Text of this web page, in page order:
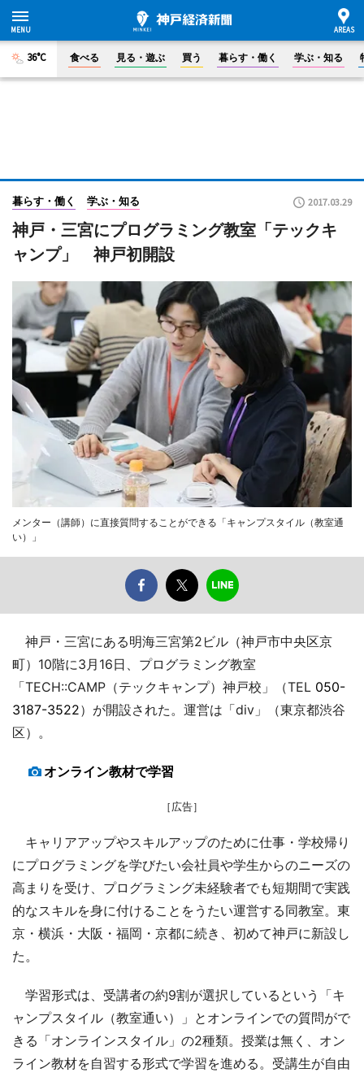
36°C 食べる 見る・遊ぶ 買う 暮らす・働く 学ぶ・知る
暮らす・働く 学ぶ・知る 2017.03.29
神戸・三宮にプログラミング教室「テックキ
ャンプ」 神戸初開設
メンター（講師）に直接質問することができる「キャンプスタイル（教室通
い）」
神戸・三宮にある明海三宮第2ビル（神戸市中央区京
町）10階に3月16日、プログラミング教室
「TECH::CAMP（テックキャンプ）神戸校」（TEL 050-
3187-3522）が開設された。運営は「div」（東京都渋谷
区）。
オンライン教材で学習
［広告］
キャリアアップやスキルアップのために仕事・学校帰り
にプログラミングを学びたい会社員や学生からのニーズの
高まりを受け、プログラミング未経験者でも短期間で実践
的なスキルを身に付けることをうたい運営する同教室。東
京・横浜・大阪・福岡・京都に続き、初めて神戸に新設し
た。
学習形式は、受講者の約9割が選択しているという「キ
ャンプスタイル（教室通い）」とオンラインでの質問がで
きる「オンラインスタイル」の2種類。授業は無く、オン
ライン教材を自習する形式で学習を進める。受講生が自由